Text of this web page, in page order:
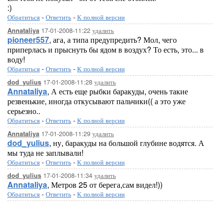
:)
Обратиться - Ответить - К полной версии
Annataliya 17-01-2008-11:22 удалить
pioneer557, ага, а типа предупредить? Мол, чего
приперлась и прыснуть бы ядом в воздух? То есть, это... в
воду!
Обратиться - Ответить - К полной версии
dod_yulius 17-01-2008-11:28 удалить
Annataliya, А есть еще рыбки баракуды, очень такие
резвенькие, иногда откусывают пальчики(( а это уже
серьезно..
Обратиться - Ответить - К полной версии
Annataliya 17-01-2008-11:29 удалить
dod_yulius, ну, баракуды на большой глубине водятся. А
мы туда не заплывали!
Обратиться - Ответить - К полной версии
dod_yulius 17-01-2008-11:34 удалить
Annataliya, Метров 25 от берега,сам видел!))
Обратиться - Ответить - К полной версии